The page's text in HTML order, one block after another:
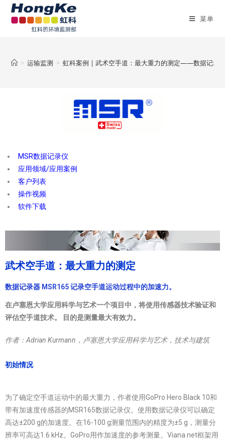
菜单
> 运输监测 > 虹科案例 | 武术空手道：最大重力的测定——数据记录
MSR数据记录仪
应用领域/应用案例
客户列表
操作视频
软件下载
武术空手道：最大重力的测定
数据记录器 MSR165 记录空手道运动过程中的加速力。
在卢塞恩大学应用科学与艺术一个项目中，将使用传感器技术验证和
评估空手道技术。 目的是测量最大有效力。
作者：Adrian Kurmann，卢塞恩大学应用科学与艺术，技术与建筑
初始情况
为了确定空手道运动中的最大重力，作者使用GoPro Hero Black 10和
带有加速度传感器的MSR165数据记录仪。使用数据记录仪可以确定
高达±200 g的加速度。在16-100 g测量范围内的精度为±5 g，测量分
辨率可高达1.6 kHz。GoPro用作加速度的参考测量。Viana.net框架用